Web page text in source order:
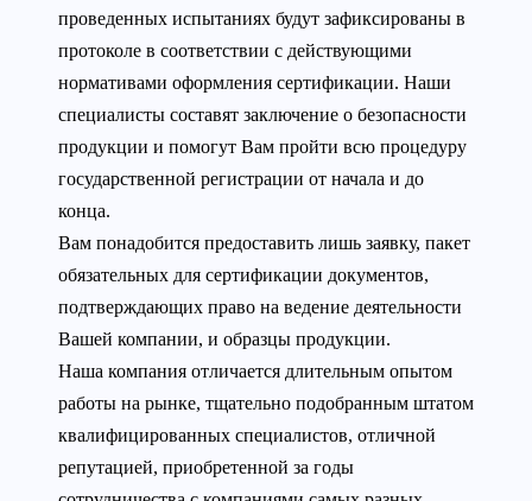
проведенных испытаниях будут зафиксированы в
протоколе в соответствии с действующими
нормативами оформления сертификации. Наши
специалисты составят заключение о безопасности
продукции и помогут Вам пройти всю процедуру
государственной регистрации от начала и до
конца.
Вам понадобится предоставить лишь заявку, пакет
обязательных для сертификации документов,
подтверждающих право на ведение деятельности
Вашей компании, и образцы продукции.
Наша компания отличается длительным опытом
работы на рынке, тщательно подобранным штатом
квалифицированных специалистов, отличной
репутацией, приобретенной за годы